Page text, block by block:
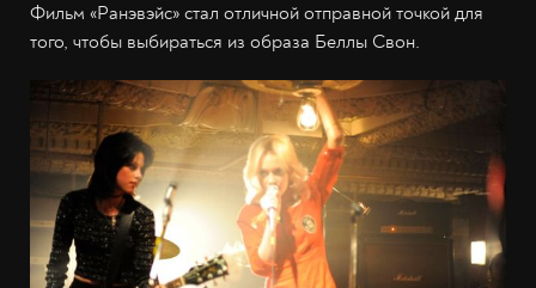
Фильм «Ранэвэйс» стал отличной отправной точкой для
того, чтобы выбираться из образа Беллы Свон.